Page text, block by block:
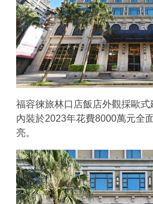
福容徠旅林口店飯店外觀採歐式
內裝於2023年花費8000萬元全
亮。